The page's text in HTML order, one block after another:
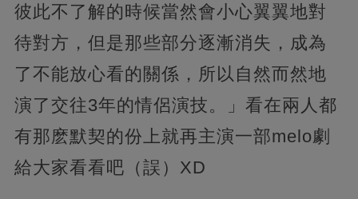
彼此不了解的時候當然會小心翼翼地對
待對方，但是那些部分逐漸消失，成為
了不能放心看的關係，所以自然而然地
演了交往3年的情侶演技。」看在兩人都
有那麽默契的份上就再主演一部melo劇
給大家看看吧（誤）XD